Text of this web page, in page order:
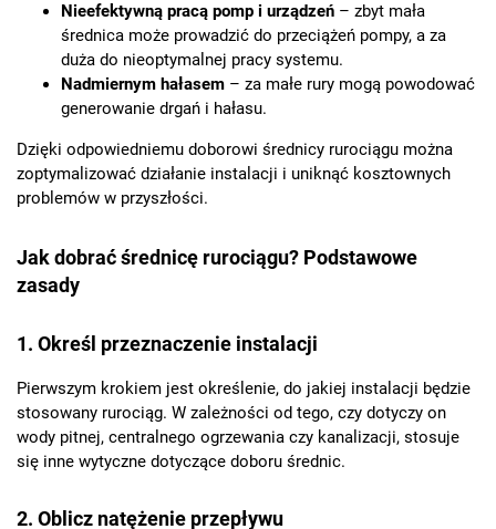
Nieefektywną pracą pomp i urządzeń – zbyt mała
średnica może prowadzić do przeciążeń pompy, a za
duża do nieoptymalnej pracy systemu.
Nadmiernym hałasem – za małe rury mogą powodować
generowanie drgań i hałasu.
Dzięki odpowiedniemu doborowi średnicy rurociągu można
zoptymalizować działanie instalacji i uniknąć kosztownych
problemów w przyszłości.
Jak dobrać średnicę rurociągu? Podstawowe
zasady
1. Określ przeznaczenie instalacji
Pierwszym krokiem jest określenie, do jakiej instalacji będzie
stosowany rurociąg. W zależności od tego, czy dotyczy on
wody pitnej, centralnego ogrzewania czy kanalizacji, stosuje
się inne wytyczne dotyczące doboru średnic.
2. Oblicz natężenie przepływu